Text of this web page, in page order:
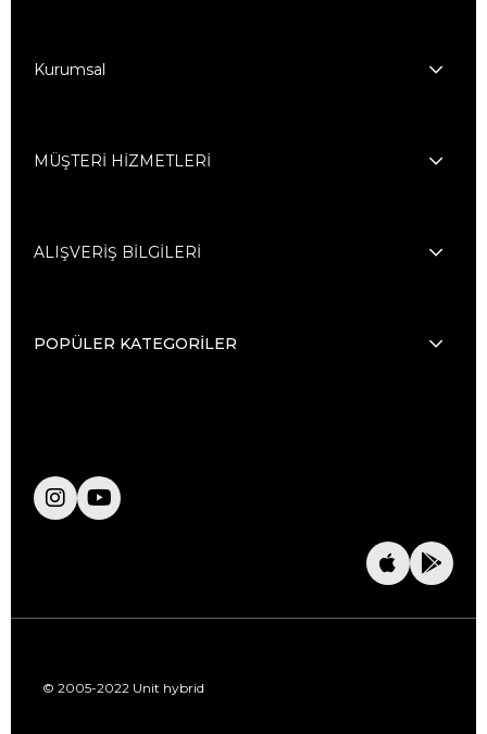
Kurumsal
MÜŞTERİ HİZMETLERİ
ALIŞVERİŞ BİLGİLERİ
POPÜLER KATEGORİLER
© 2005-2022 Unit hybrid